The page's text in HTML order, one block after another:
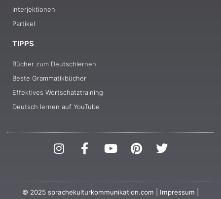
Interjektionen
Partikel
TIPPS
Bücher zum Deutschlernen
Beste Grammatikbücher
Effektives Wortschatztraining
Deutsch lernen auf YouTube
I
n
t
a
F
a
e
b
Y
o
t
u
P
i
t
e
T
w
t
t
© 2025 sprachekulturkommunikation.com | Impressum